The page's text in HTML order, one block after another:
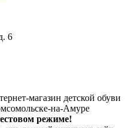
6
магазин детской обуви
на-Амуре
режиме!